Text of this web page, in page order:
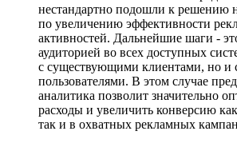
нестандартно подошли к решению
по увеличению эффективности
активностей. Дальнейшие шаги -
аудиторией во всех доступных
с существующими клиентами, но и
пользователями. В этом случае
аналитика позволит значительно
расходы и увеличить конверсию
так и в охватных рекламных